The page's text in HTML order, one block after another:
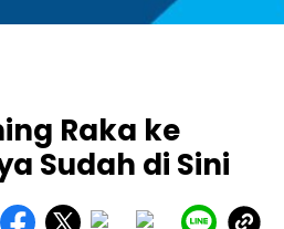
Raka ke
Sudah di Sini